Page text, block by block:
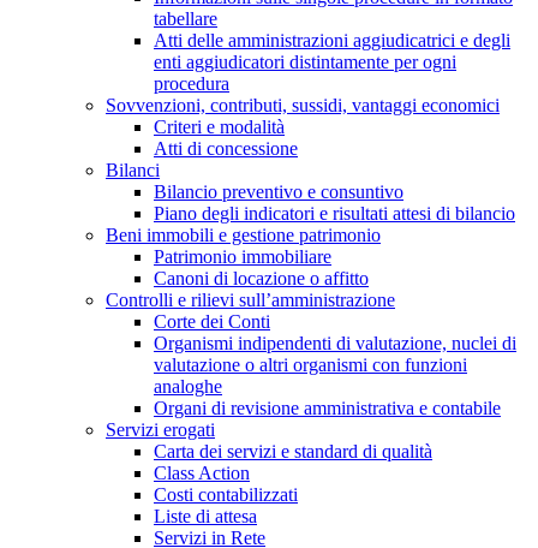
tabellare
Atti delle amministrazioni aggiudicatrici e degli
enti aggiudicatori distintamente per ogni
procedura
Sovvenzioni, contributi, sussidi, vantaggi economici
Criteri e modalità
Atti di concessione
Bilanci
Bilancio preventivo e consuntivo
Piano degli indicatori e risultati attesi di bilancio
Beni immobili e gestione patrimonio
Patrimonio immobiliare
Canoni di locazione o affitto
Controlli e rilievi sull’amministrazione
Corte dei Conti
Organismi indipendenti di valutazione, nuclei di
valutazione o altri organismi con funzioni
analoghe
Organi di revisione amministrativa e contabile
Servizi erogati
Carta dei servizi e standard di qualità
Class Action
Costi contabilizzati
Liste di attesa
Servizi in Rete